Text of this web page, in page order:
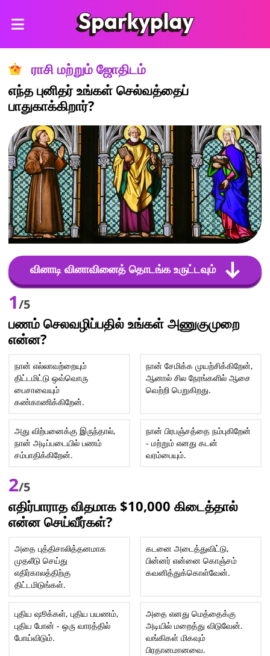
ராசி மற்றும் ஜோதிடம்
எந்த புனிதர் உங்கள் செல்வத்தைப்
பாதுகாக்கிறார்?
வினாடி வினாவினைத் தொடங்க உருட்டவும்
1/5
பணம் செலவழிப்பதில் உங்கள் அணுகுமுறை
என்ன?
நான் எல்லாவற்றையும்
திட்டமிட்டு ஒவ்வொரு
பைசாவையும்
கண்காணிக்கிறேன்.
நான் சேமிக்க முயற்சிக்கிறேன்,
ஆனால் சில நேரங்களில் ஆசை
வெற்றி பெறுகிறது.
அது விற்பனைக்கு இருந்தால்,
நான் அடிப்படையில் பணம்
சம்பாதிக்கிறேன்.
நான் பிரபஞ்சத்தை நம்புகிறேன்
- மற்றும் எனது கடன்
வரம்பையும்.
2/5
எதிர்பாராத விதமாக $10,000 கிடைத்தால்
என்ன செய்வீர்கள்?
அதை புத்திசாலித்தனமாக
முதலீடு செய்து
எதிர்காலத்திற்கு
திட்டமிடுங்கள்.
கடனை அடைத்துவிட்டு,
பின்னர் என்னை கொஞ்சம்
கவனித்துக்கொள்வேன்.
புதிய ஷூக்கள், புதிய பயணம்,
புதிய போன் - ஒரு வாரத்தில்
போய்விடும்.
அதை எனது மெத்தைக்கு
அடியில் மறைத்து விடுவேன்.
வங்கிகள் மிகவும்
பிரதானமானவை.